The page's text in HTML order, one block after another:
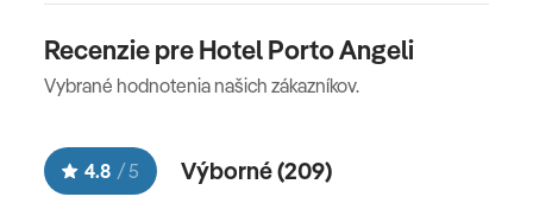
Recenzie pre Hotel Porto Angeli
Vybrané hodnotenia našich zákazníkov.
4.8 /5 Výborné (209)